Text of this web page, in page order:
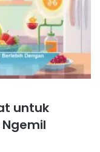
untuk